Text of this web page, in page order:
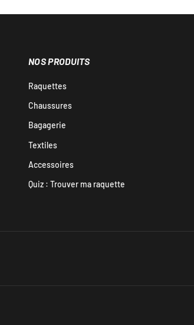
NOS PRODUITS
Raquettes
Chaussures
Bagagerie
Textiles
Accessoires
Quiz : Trouver ma raquette